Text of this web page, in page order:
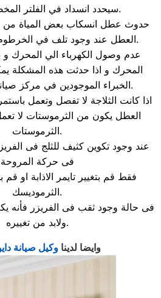
سيحدد انسداد في الفلتر المخصص للتهوية.
حدوث عطل انسكاب بعض المياة من
العطل عند وجود تلف في الخرطوم الخاص بالثلاجة.
عدم وصول الكهرباء الي المحرك و
المحرك و اذا حدثت هذه المشكلة
الخبراء الموجودين في مركز صيانه دايو 6 اكتوبر.
اذا كانت الثلاجة لا تفصل وتعمل
العطل يكون من الثرموستات لا
الثرموستات.
عند وجود تكوين كثيف للثلج فى
فى حركة المروحة
فقط قم بتغيير تايمر الاذابة او قم
الثرموديسك.
فى حالة وجود ثقب فى الفريزر فأنه
ولابد من تغييره.
وايضا لدينا وكيل صيانة